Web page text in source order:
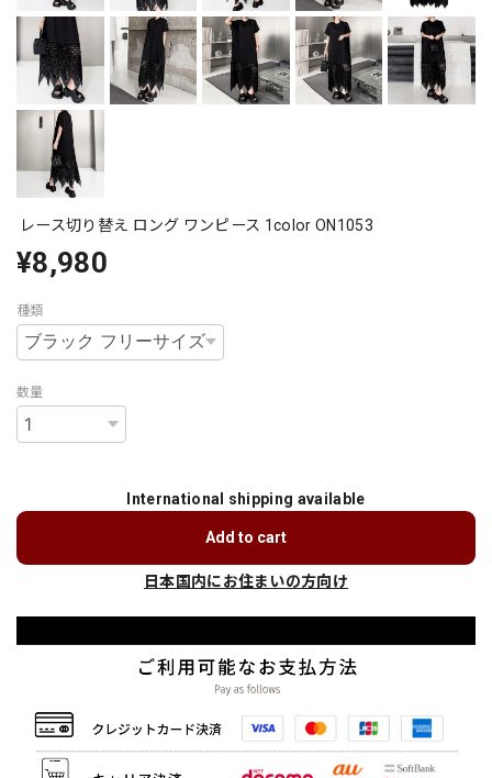
レース切り替え ロング ワンピース 1color ON1053
¥8,980
種類
数量
International shipping available
Add to cart
日本国内にお住まいの方向け